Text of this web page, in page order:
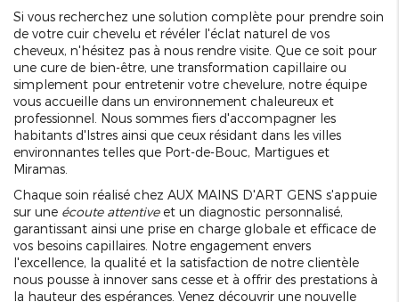
Si vous recherchez une solution complète pour prendre soin
de votre cuir chevelu et révéler l'éclat naturel de vos
cheveux, n'hésitez pas à nous rendre visite. Que ce soit pour
une cure de bien-être, une transformation capillaire ou
simplement pour entretenir votre chevelure, notre équipe
vous accueille dans un environnement chaleureux et
professionnel. Nous sommes fiers d'accompagner les
habitants d'Istres ainsi que ceux résidant dans les villes
environnantes telles que Port-de-Bouc, Martigues et
Miramas.
Chaque soin réalisé chez AUX MAINS D'ART GENS s'appuie
sur une écoute attentiveet un diagnostic personnalisé,
garantissant ainsi une prise en charge globale et efficace de
vos besoins capillaires. Notre engagement envers
l'excellence, la qualité et la satisfaction de notre clientèle
nous pousse à innover sans cesse et à offrir des prestations à
la hauteur des espérances. Venez découvrir une nouvelle